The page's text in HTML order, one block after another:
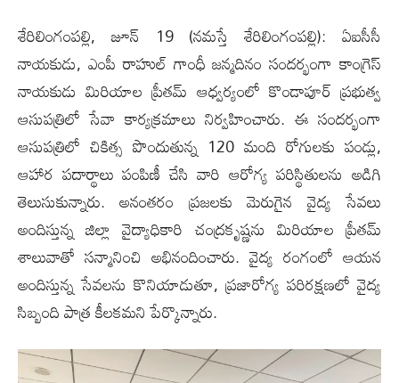
శేరిలింగంప‌ల్లి, జూన్ 19 (న‌మ‌స్తే శేరిలింగంప‌ల్లి): ఏఐసీసీ
నాయ‌కుడు, ఎంపీ రాహుల్ గాంధీ జ‌న్మ‌దినం సంద‌ర్భంగా కాంగ్రెస్
నాయకుడు మిరియాల ప్రీతమ్ ఆధ్వర్యంలో కొండాపూర్ ప్రభుత్వ
ఆసుపత్రిలో సేవా కార్యక్రమాలు నిర్వహించారు. ఈ సందర్భంగా
ఆసుపత్రిలో చికిత్స పొందుతున్న 120 మంది రోగులకు పండ్లు,
ఆహార పదార్థాలు పంపిణీ చేసి వారి ఆరోగ్య పరిస్థితులను అడిగి
తెలుసుకున్నారు. అనంతరం ప్రజలకు మెరుగైన వైద్య సేవలు
అందిస్తున్న జిల్లా వైద్యాధికారి చంద్రకృష్ణను మిరియాల ప్రీతమ్
శాలువాతో సన్మానించి అభినందించారు. వైద్య రంగంలో ఆయన
అందిస్తున్న సేవలను కొనియాడుతూ, ప్రజారోగ్య పరిరక్షణలో వైద్య
సిబ్బంది పాత్ర కీలకమని పేర్కొన్నారు.